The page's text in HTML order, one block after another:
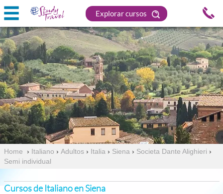
Explorar cursos
Home › Italiano › Adultos › Italia › Siena › Societa Dante Alighieri ›
Semi individual
Cursos de Italiano en Siena